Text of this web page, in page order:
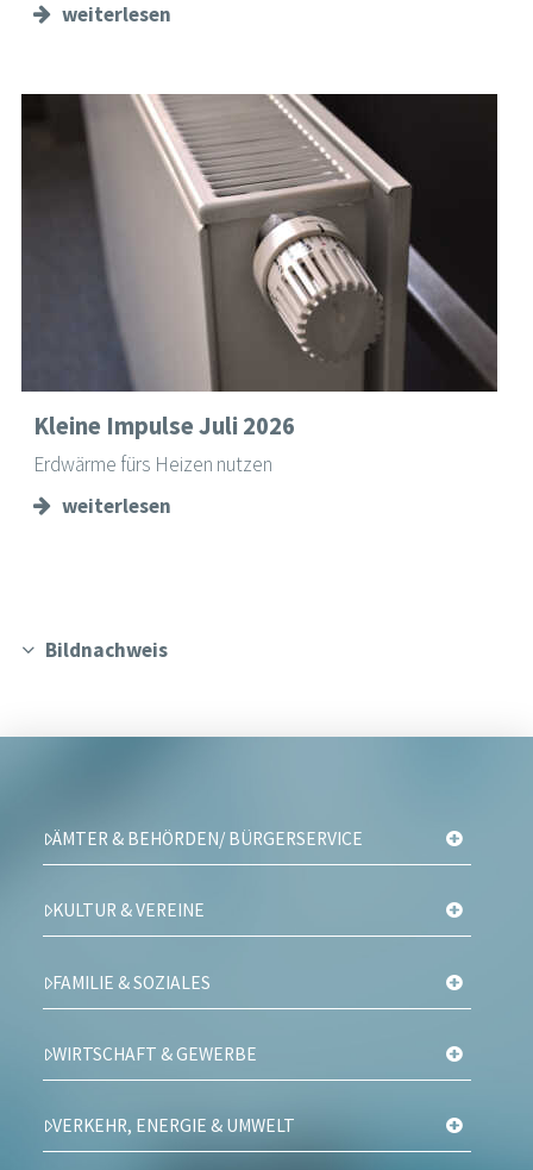
weiterlesen
Kleine Impulse Juli 2026
Erdwärme fürs Heizen nutzen
weiterlesen
Bildnachweis
ÄMTER & BEHÖRDEN/ BÜRGERSERVICE
KULTUR & VEREINE
FAMILIE & SOZIALES
WIRTSCHAFT & GEWERBE
VERKEHR, ENERGIE & UMWELT